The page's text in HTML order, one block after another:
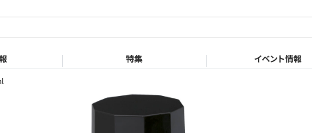
特集 イベント情報